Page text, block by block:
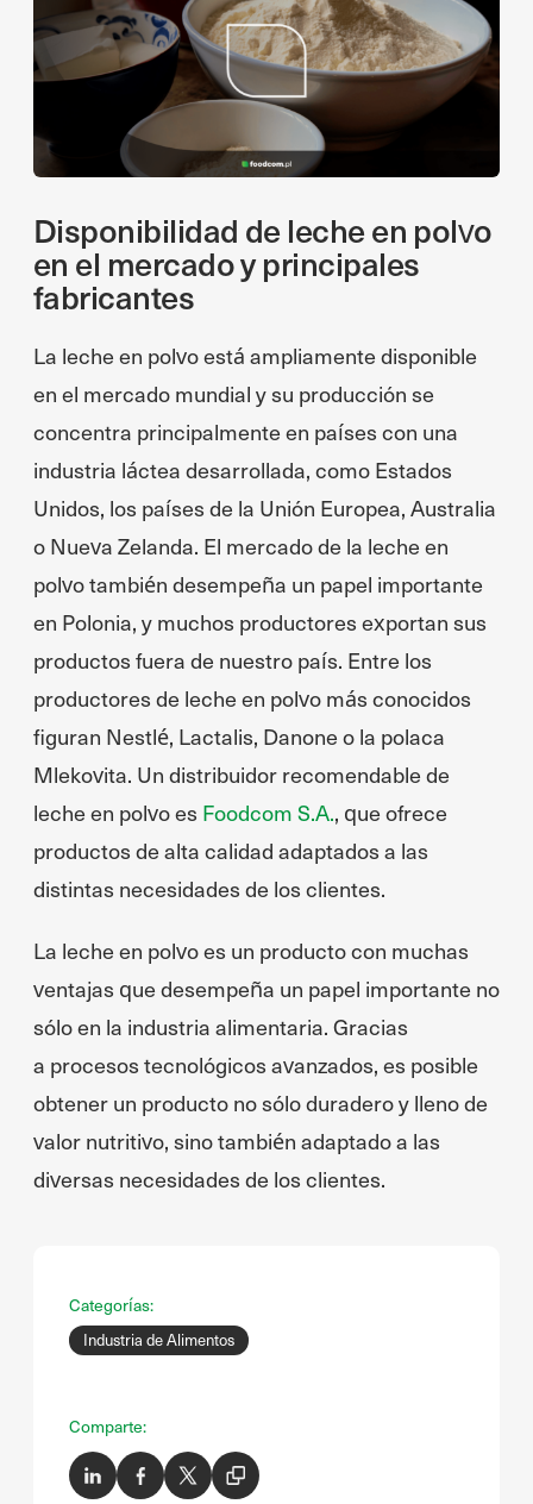
Disponibilidad de leche en polvo
en el mercado y principales
fabricantes
La leche en polvo está ampliamente disponible
en el mercado mundial y su producción se
concentra principalmente en países con una
industria láctea desarrollada, como Estados
Unidos, los países de la Unión Europea, Australia
o Nueva Zelanda. El mercado de la leche en
polvo también desempeña un papel importante
en Polonia, y muchos productores exportan sus
productos fuera de nuestro país. Entre los
productores de leche en polvo más conocidos
figuran Nestlé, Lactalis, Danone o la polaca
Mlekovita. Un distribuidor recomendable de
leche en polvo es Foodcom S.A., que ofrece
productos de alta calidad adaptados a las
distintas necesidades de los clientes.
La leche en polvo es un producto con muchas
ventajas que desempeña un papel importante no
sólo en la industria alimentaria. Gracias
a procesos tecnológicos avanzados, es posible
obtener un producto no sólo duradero y lleno de
valor nutritivo, sino también adaptado a las
diversas necesidades de los clientes.
Categorías:
Industria de Alimentos
Comparte: